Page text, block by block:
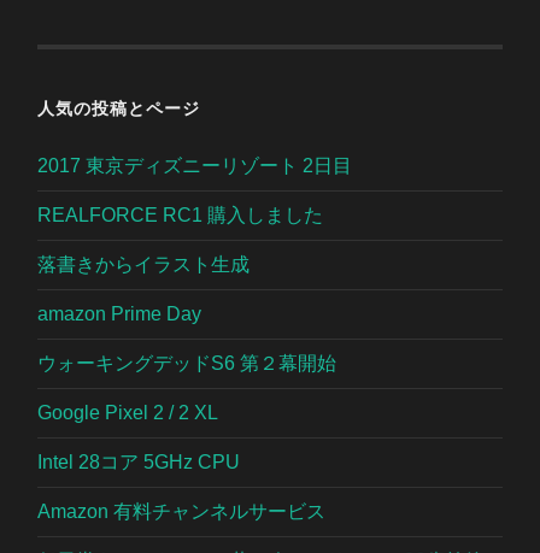
人気の投稿とページ
2017 東京ディズニーリゾート 2日目
REALFORCE RC1 購入しました
落書きからイラスト生成
amazon Prime Day
ウォーキングデッドS6 第２幕開始
Google Pixel 2 / 2 XL
Intel 28コア 5GHz CPU
Amazon 有料チャンネルサービス